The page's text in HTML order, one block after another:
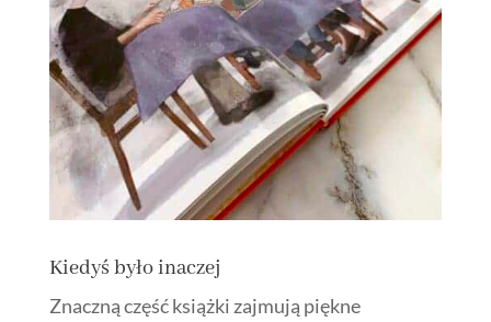
Kiedyś było inaczej
Znaczną część książki zajmują piękne